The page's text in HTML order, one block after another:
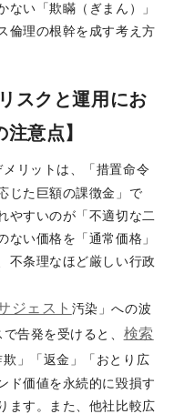
い「欺瞞（ぎまん）」
倫理の根幹を成す考え方
スクと運用にお
意点】
リットは、「措置命令
じた巨額の課徴金」で
やすいのが「不適切な二
い価格を「通常価格」
不条理なほど厳しい行政
ジェスト 汚染」への波
告発を受けると、 検索
」「返金」「おとり広
ド価値を永続的に毀損す
ます。また、他社比較広